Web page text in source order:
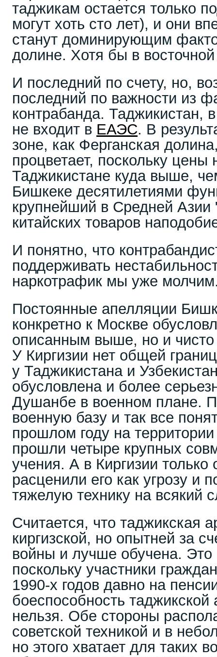
таджикам остается только
могут хоть сто лет), и они
станут доминирующим
долине. Хотя бы в
И последний по счету, но,
последний по важности из
контрабанда. Таджикистан,
не входит в ЕАЭС. В
зоне, как Ферганская
процветает, поскольку
Таджикистане куда выше,
Бишкеке десятилетиями
крупнейший в Средней
китайских товаров
И понятно, что
поддерживать
наркотрафик мы уже
Постоянные апелляции
конкретно к Москве
описанным выше, но и
У Киргизии нет общей
у Таджикистана и
обусловлена и более
Душанбе в военном плане.
военную базу и так все
прошлом году на
прошли четыре крупных
учения. А в Киргизии
расценили его как угрозу и
тяжелую технику на всякий
Считается, что таджикская
киргизской, но опытней за
войны и лучше обучена. Это
поскольку участники
1990-х годов давно на
боеспособность
нельзя. Обе стороны
советской техникой и в
но этого хватает для таких